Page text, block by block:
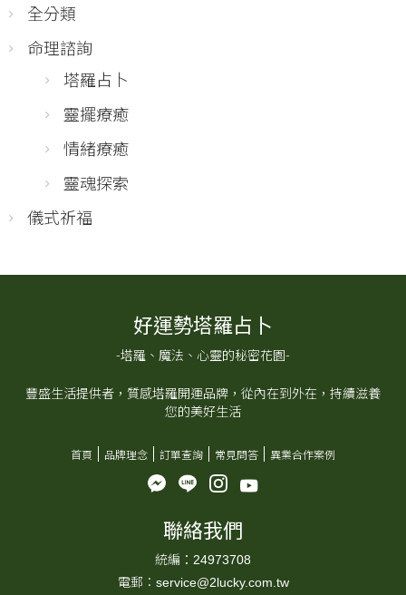
全分類
命理諮詢
塔羅占卜
靈擺療癒
情緒療癒
靈魂探索
儀式祈福
好運勢塔羅占卜
-塔羅、魔法、心靈的秘密花園-
豐盛生活提供者，質感塔羅開運品牌，從內在到外在，持續滋養
您的美好生活
首頁 品牌理念 訂單查詢 常見問答 異業合作案例
聯絡我們
統編：24973708
電郵：service@2lucky.com.tw